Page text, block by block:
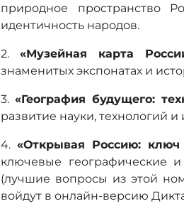
природное пространство
идентичность народов.
2.«Музейная карта
знаменитых экспонатах и
3.«География будущего:
развитие науки, технологий
4.«Открывая Россию:
ключевые географические
(лучшие вопросы из этой
войдут в онлайн-версию